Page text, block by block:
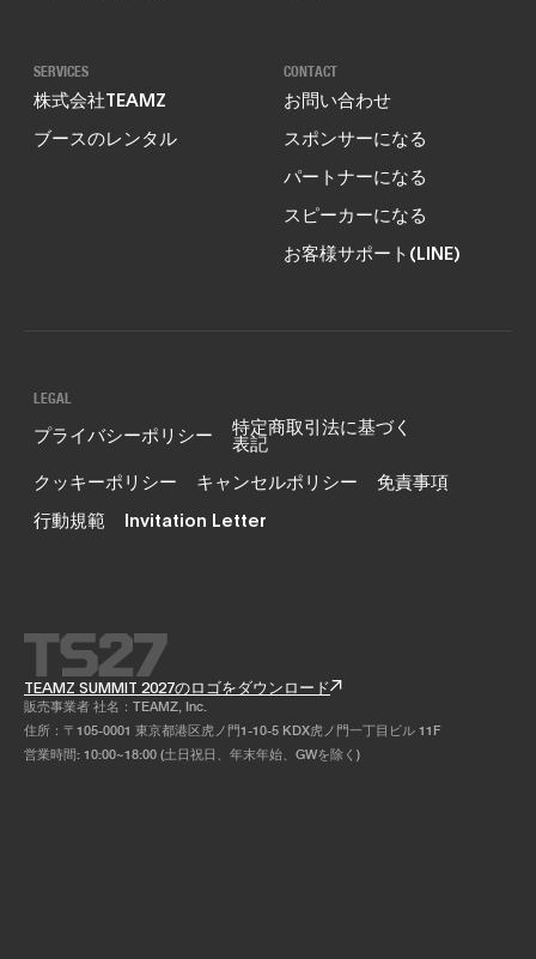
SERVICES
株式会社TEAMZ
ブースのレンタル
CONTACT
お問い合わせ
スポンサーになる
パートナーになる
スピーカーになる
お客様サポート(LINE)
LEGAL
プライバシーポリシー 特定商取引法に基づく
表記
クッキーポリシー
キャンセルポリシー
免責事項
行動規範
Invitation Letter
TEAMZ SUMMIT 2027のロゴをダウンロード
販売事業者 社名：TEAMZ, Inc.
住所：〒105-0001 東京都港区虎ノ門1-10-5 KDX虎ノ門一丁目ビル 11F
営業時間: 10:00~18:00 (土日祝日、年末年始、GWを除く)